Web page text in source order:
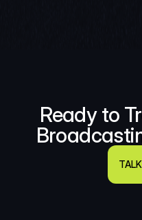
Ready to